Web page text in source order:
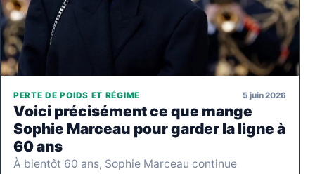
PERTE DE POIDS ET RÉGIME 5 juin 2026
Voici précisément ce que mange
Sophie Marceau pour garder la ligne à
60 ans
À bientôt 60 ans, Sophie Marceau continue